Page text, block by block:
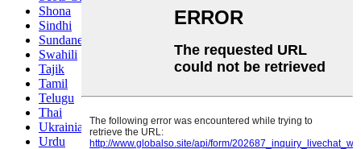
Shona
Sindhi
Sundanese
Swahili
Tajik
Tamil
Telugu
Thai
Ukrainian
Urdu